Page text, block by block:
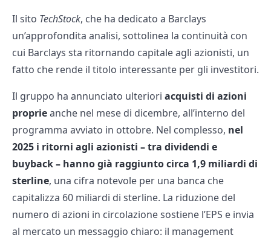
Il sito TechStock, che ha dedicato a Barclays
un’approfondita analisi, sottolinea la continuità con
cui Barclays sta ritornando capitale agli azionisti, un
fatto che rende il titolo interessante per gli investitori.
Il gruppo ha annunciato ulteriori acquisti di azioni
proprieanche nel mese di dicembre, all’interno del
programma avviato in ottobre. Nel complesso, nel
2025 i ritorni agli azionisti – tra dividendi e
buyback – hanno già raggiunto circa 1,9 miliardi di
sterline, una cifra notevole per una banca che
capitalizza 60 miliardi di sterline. La riduzione del
numero di azioni in circolazione sostiene l’EPS e invia
al mercato un messaggio chiaro: il management